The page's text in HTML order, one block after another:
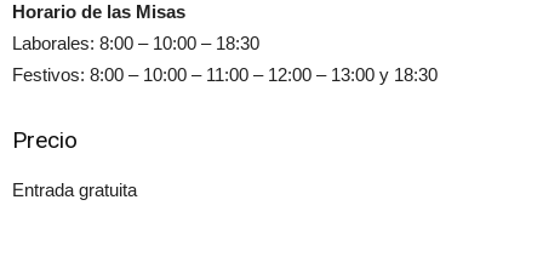
Horario de las Misas
Laborales: 8:00 – 10:00 – 18:30
Festivos: 8:00 – 10:00 – 11:00 – 12:00 – 13:00 y 18:30
Precio
Entrada gratuita